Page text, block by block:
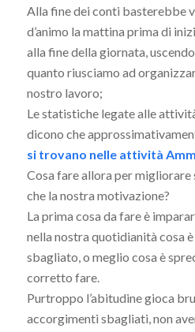
Alla fine dei conti basterebbe
d’animo la mattina prima di
alla fine della giornata,
quanto riusciamo ad
nostro lavoro;
Le statistiche legate alle
dicono che
si trovano nelle attività
Cosa fare allora per migliorare
che la nostra motivazione?
La prima cosa da fare è
nella nostra quotidianità cosa
sbagliato, o meglio cosa è
corretto fare.
Purtroppo l’abitudine gioca
accorgimenti sbagliati, non